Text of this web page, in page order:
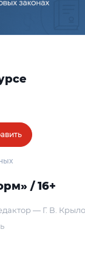
/ 16+
— Г. В.